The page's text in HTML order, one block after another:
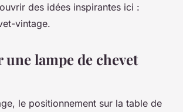
des idées inspirantes ici :
vintage.
lampe de chevet
le positionnement sur la table de